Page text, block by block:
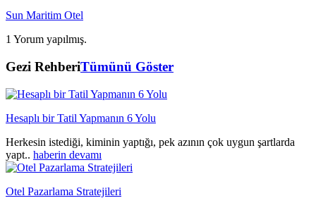
Sun Maritim Otel
1 Yorum yapılmış.
Gezi RehberiTümünü Göster
Hesaplı bir Tatil Yapmanın 6 Yolu
Herkesin istediği, kiminin yaptığı, pek azının çok uygun şartlarda
yapt.. haberin devamı
Otel Pazarlama Stratejileri